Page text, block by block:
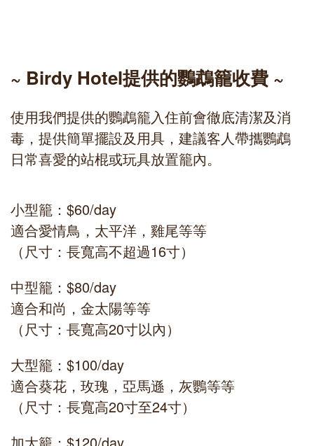
~ Birdy Hotel提供的鸚鵡籠收費 ~
使用我們提供的鸚鵡籠入住前會徹底清潔及消
毒，提供簡單擺設及用具，建議客人帶攜鸚鵡
日常喜愛的站棍或玩具放置籠內。
小型籠：$60/day
適合愛情鳥，太平洋，雞尾等等
（尺寸：長寬高不超過16寸）
中型籠：$80/day
適合和尚，金太陽等等
（尺寸：長寬高20寸以內）
大型籠：$100/day
適合葵花，玫瑰，亞馬遜，灰鸚等等
（尺寸：長寬高20寸至24寸）
加大籠：$120/day